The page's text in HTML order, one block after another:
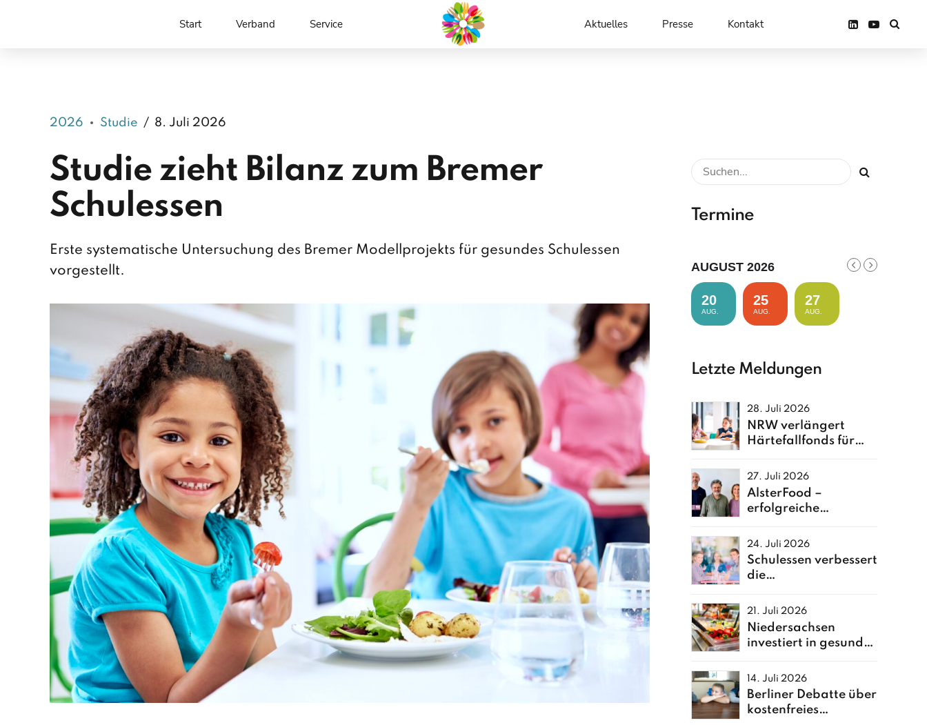
Start Verband Service Aktuelles Presse Kontakt
2026 Studie 8. Juli 2026
Studie zieht Bilanz zum Bremer
Schulessen
Erste systematische Untersuchung des Bremer Modellprojekts für gesundes Schulessen
vorgestellt.
Termine
AUGUST 2026
20
AUG.
25
AUG.
27
AUG.
Letzte Meldungen
28. Juli 2026
NRW verlängert
Härtefallfonds für
27. Juli 2026
AlsterFood –
erfolgreiche
Hamburger
Großküche
24. Juli 2026
Schulessen verbessert
die
von Kindern
21. Juli 2026
Niedersachsen
investiert in gesunde
14. Juli 2026
Berliner Debatte über
kostenfreies